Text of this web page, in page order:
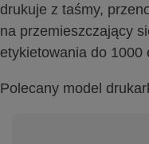
drukuje z taśmy,
na przemieszczający
etykietowania do 1000
Polecany model